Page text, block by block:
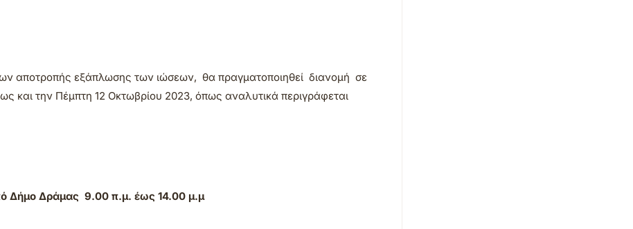
αποτροπής εξάπλωσης των ιώσεων, θα πραγματοποιηθεί διανομή σε
και την Πέμπτη 12 Οκτωβρίου 2023, όπως αναλυτικά περιγράφεται
Δήμο Δράμας 9.00 π.μ. έως 14.00 μ.μ